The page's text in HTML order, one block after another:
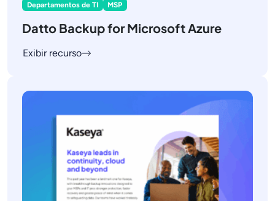
Departamentos de TI MSP
Datto Backup for Microsoft Azure
Exibir recurso